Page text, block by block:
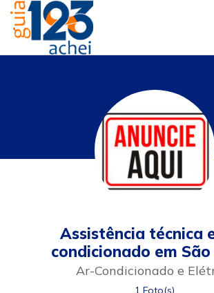
Assistência técnica
condicionado em
Ar-Condicionado e
1 Foto(s)